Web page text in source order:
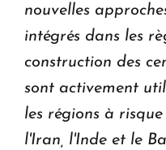
nouvelles
intégrés dans les
construction des
sont activement
les régions à
l'Iran, l'Inde et le